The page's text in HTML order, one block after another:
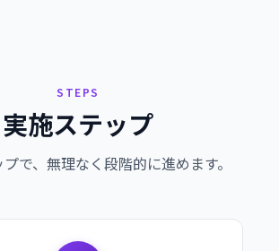
STEPS
実施ステップ
で、無理なく段階的に進めます。